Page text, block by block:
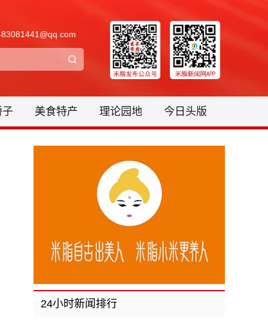
子 美食特产 理论园地 今日头版
24小时新闻排行